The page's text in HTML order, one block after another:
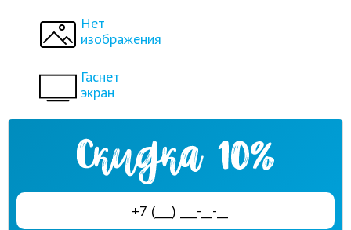
Нет
изображения
Гаснет
экран